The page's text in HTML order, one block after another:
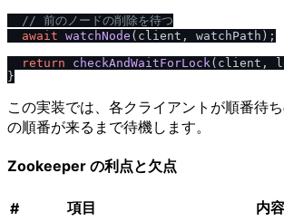
/ / 前のノードの削除を待つ
await watchNode (client, watchPath);
return
checkAndWaitForLock (client,
この実装では、各クライアントが順番待
の順番が来るまで待機します。
Zookeeper の利点と欠点
# 項目
内容